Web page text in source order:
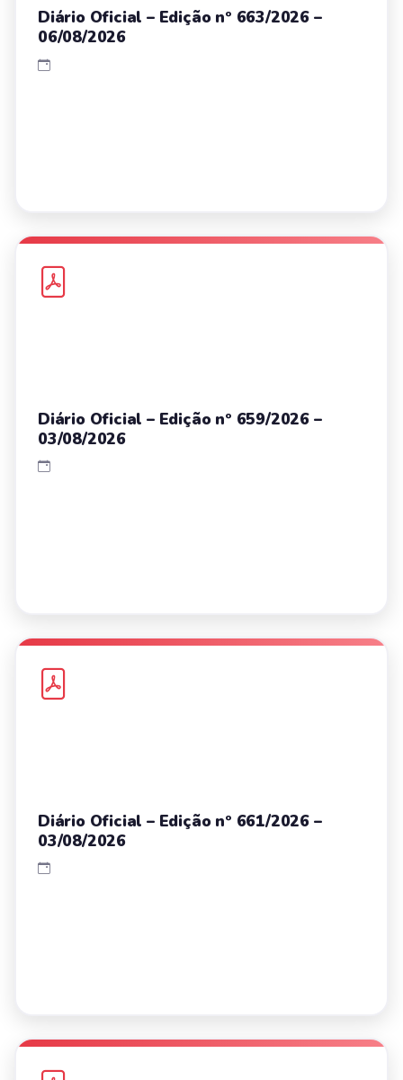
Diário Oficial – Edição nº 663/2026 –
06/08/2026
Diário Oficial – Edição nº 659/2026 –
03/08/2026
Diário Oficial – Edição nº 661/2026 –
03/08/2026